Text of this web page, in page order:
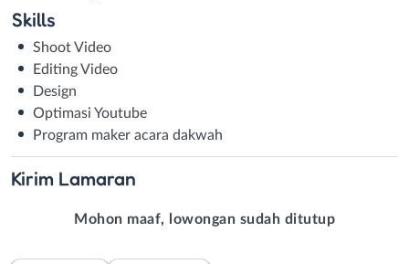
Skills
Shoot Video
Editing Video
Design
Optimasi Youtube
Program maker acara dakwah
Kirim Lamaran
Mohon maaf, lowongan sudah ditutup